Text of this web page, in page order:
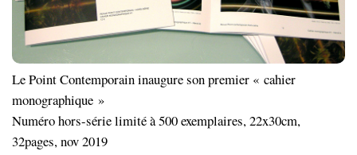
Le Point Contemporain inaugure son premier « cahier
monographique »
Numéro hors-série limité à 500 exemplaires, 22x30cm,
32pages, nov 2019